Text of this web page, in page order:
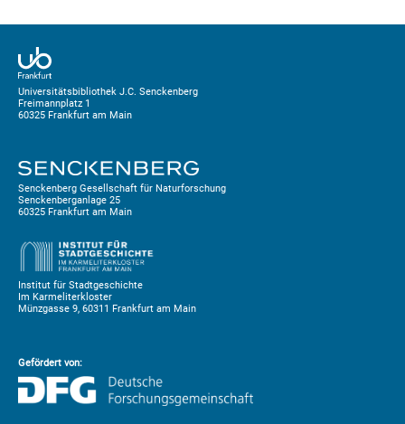
Universitätsbibliothek J.C. Senckenberg
Freimannplatz 1
60325 Frankfurt am Main
Senckenberg Gesellschaft für Naturforschung
Senckenberganlage 25
60325 Frankfurt am Main
Institut für Stadtgeschichte
Im Karmeliterkloster
Münzgasse 9, 60311 Frankfurt am Main
Gefördert von: